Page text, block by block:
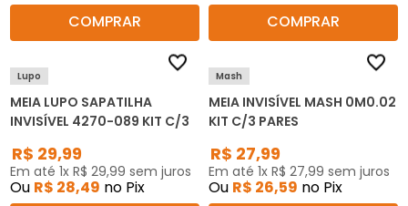
COMPRAR
COMPRAR
Lupo
MEIA LUPO SAPATILHA
INVISÍVEL 4270-089 KIT C/3
R$ 29,99
Em até 1x R$ 29,99 sem juros
Ou R$ 28,49 no Pix
Mash
MEIA INVISÍVEL MASH 0M0.02
KIT C/3 PARES
R$ 27,99
Em até 1x R$ 27,99 sem juros
Ou R$ 26,59 no Pix